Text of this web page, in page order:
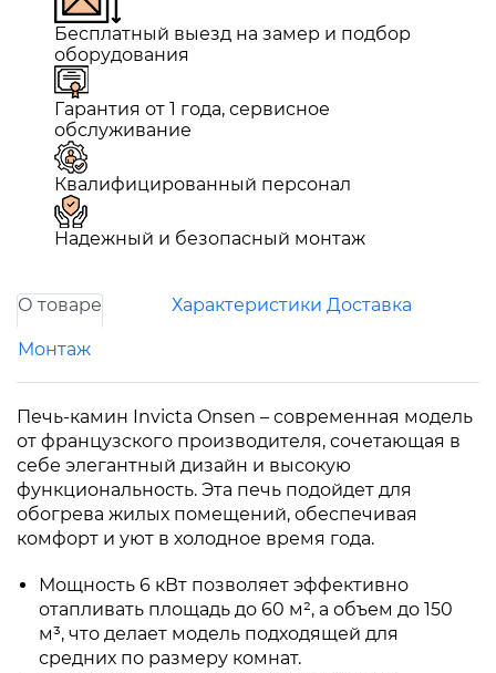
Бесплатный выезд на замер и подбор
оборудования
Гарантия от 1 года, сервисное
обслуживание
Квалифицированный персонал
Надежный и безопасный монтаж
О товаре Характеристики Доставка
Монтаж
Печь-камин Invicta Onsen – современная модель
от французского производителя, сочетающая в
себе элегантный дизайн и высокую
функциональность. Эта печь подойдет для
обогрева жилых помещений, обеспечивая
комфорт и уют в холодное время года.
Мощность 6 кВт позволяет эффективно
отапливать площадь до 60 м², а объем до 150
м³, что делает модель подходящей для
средних по размеру комнат.